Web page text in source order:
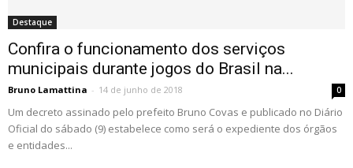
Destaque
Confira o funcionamento dos serviços
municipais durante jogos do Brasil na...
Bruno Lamattina - 14 de junho de 2018 0
Um decreto assinado pelo prefeito Bruno Covas e publicado no Diário
Oficial do sábado (9) estabelece como será o expediente dos órgãos
e entidades...